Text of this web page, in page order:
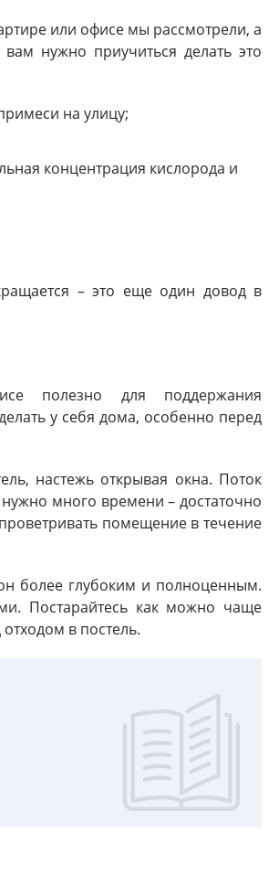
или офисе мы рассмотрели, а
нужно приучиться делать это
на улицу;
концентрация кислорода и
– это еще один довод в
полезно для поддержания
у себя дома, особенно перед
настежь открывая окна. Поток
много времени – достаточно
помещение в течение
более глубоким и полноценным.
Постарайтесь как можно чаще
в постель.